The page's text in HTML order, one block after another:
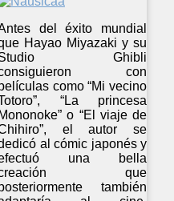
del éxito mundial
Hayao Miyazaki y su
Ghibli
con
como “Mi vecino
“La princesa
Mononoke” o “El viaje de
el autor se
al cómic japonés y
una bella
que
también